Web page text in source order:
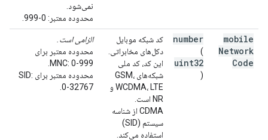
نمی‌شود.
محدوده معتبر: 0-999.
mobile
Network
Code
number
(
uint32
)
کد شبکه موبایل
دکل‌های مخابراتی.
این کد، کد ملی
شبکه‌های GSM،
WCDMA، LTE و
NR است.
CDMA از شناسه
سیستم (SID)
استفاده می‌کند.
الزامی است.
محدوده معتبر برای
MNC: 0-999.
محدوده معتبر برای SID:
0-32767.